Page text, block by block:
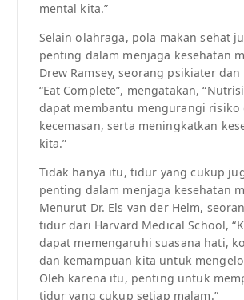
mental kita.”
Selain olahraga, pola makan sehat
penting dalam menjaga kesehatan
Drew Ramsey, seorang psikiater
“Eat Complete”, mengatakan,
dapat membantu mengurangi risiko
kecemasan, serta meningkatkan
kita.”
Tidak hanya itu, tidur yang cukup
penting dalam menjaga kesehatan
Menurut Dr. Els van der Helm,
tidur dari Harvard Medical School,
dapat memengaruhi suasana hati,
dan kemampuan kita untuk
Oleh karena itu, penting untuk
tidur yang cukup setiap malam.”